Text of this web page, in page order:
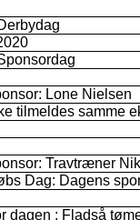
Lone Nielsen
tilmeldes samme
Travtræner
Dag: Dagens
dagen : Fladså